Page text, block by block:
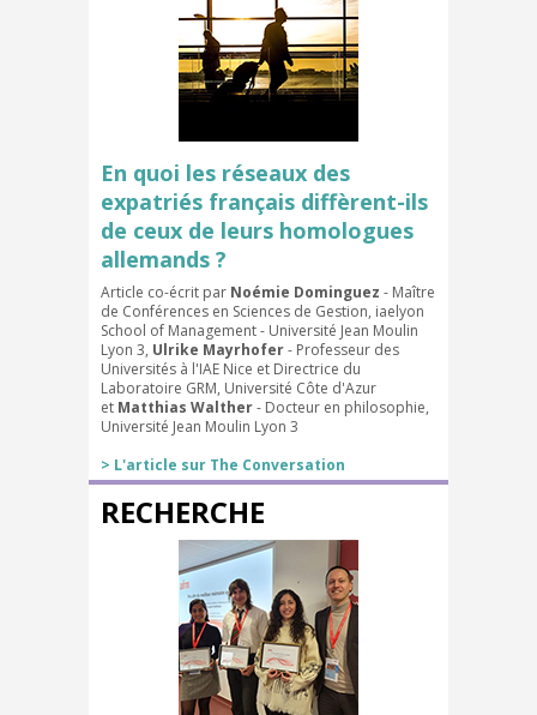
En quoi les réseaux des
expatriés français diffèrent-ils
de ceux de leurs homologues
allemands ?
Article co-écrit par Noémie Dominguez - Maître
de Conférences en Sciences de Gestion, iaelyon
School of Management - Université Jean Moulin
Lyon 3, Ulrike Mayrhofer- Professeur des
Universités à l'IAE Nice et Directrice du
Laboratoire GRM, Université Côte d'Azur
et Matthias Walther- Docteur en philosophie,
Université Jean Moulin Lyon 3
> L'article sur The Conversation
RECHERCHE